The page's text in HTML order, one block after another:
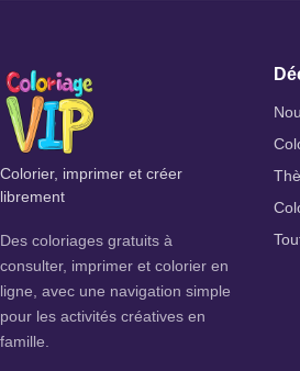
Colorier, imprimer et créer
librement
Des coloriages gratuits à
consulter, imprimer et colorier en
ligne, avec une navigation simple
pour les activités créatives en
famille.